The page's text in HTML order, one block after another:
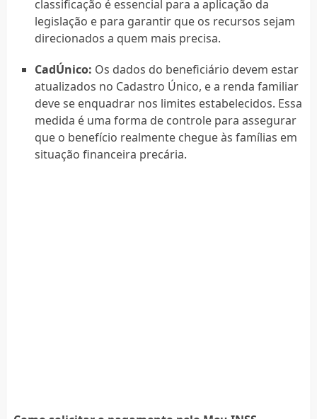
classificação é essencial para a aplicação da
legislação e para garantir que os recursos sejam
direcionados a quem mais precisa.
CadÚnico: Os dados do beneficiário devem estar
atualizados no Cadastro Único, e a renda familiar
deve se enquadrar nos limites estabelecidos. Essa
medida é uma forma de controle para assegurar
que o benefício realmente chegue às famílias em
situação financeira precária.